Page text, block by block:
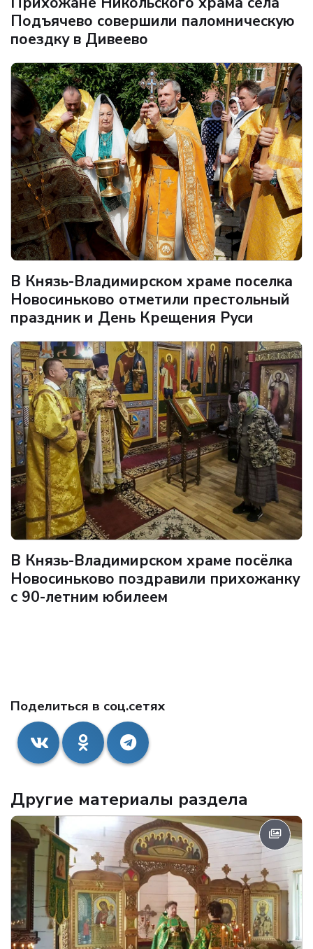
Подъячево совершили паломническую
поездку в Дивеево
В Князь-Владимирском храме поселка
Новосиньково отметили престольный
праздник и День Крещения Руси
В Князь-Владимирском храме посёлка
Новосиньково поздравили прихожанку
с 90-летним юбилеем
Поделиться в соц.сетях
Другие материалы раздела